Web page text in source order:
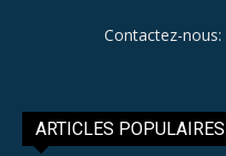
Contactez-nous:
ARTICLES POPULAIRES